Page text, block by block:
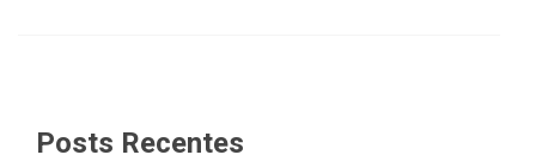
Posts Recentes